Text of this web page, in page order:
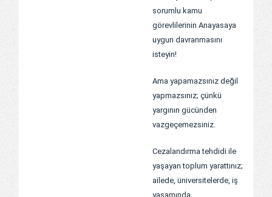
sorumlu kamu
görevlilerinin Anayasaya
uygun davranmasını
isteyin!
Ama yapamazsınız değil
yapmazsınız; çünkü
yargının gücünden
vazgeçemezsiniz.
Cezalandırma tehdidi ile
yaşayan toplum yarattınız;
ailede, üniversitelerde, iş
yaşamında…